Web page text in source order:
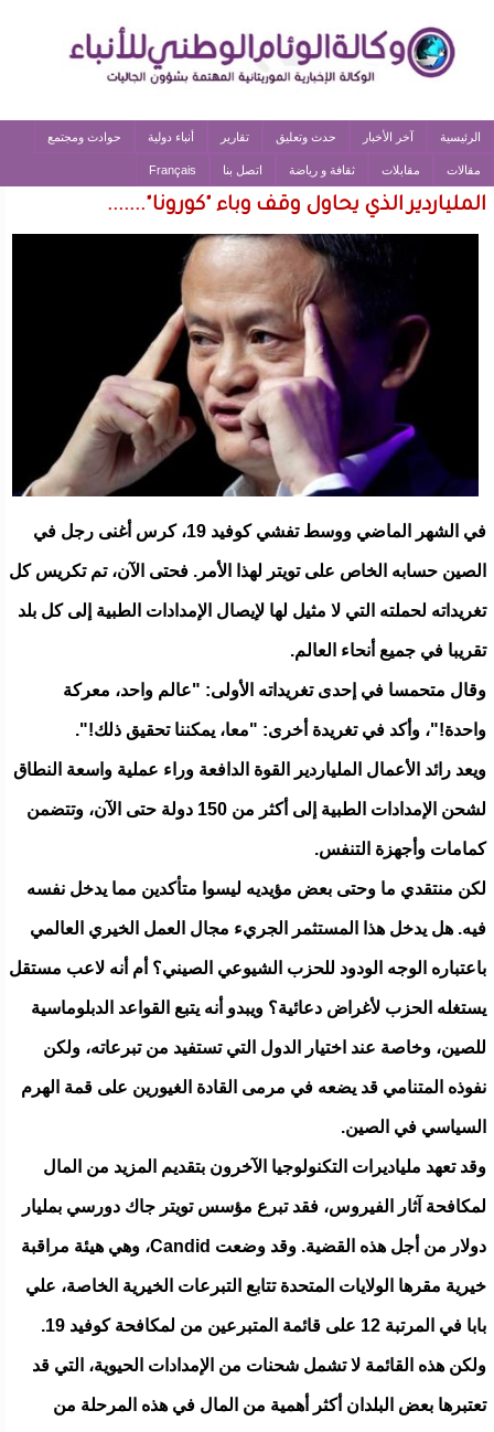
الرئيسية آخر الأخبار حدث وتعليق تقارير أنباء دولية حوادث ومجتمع
مقالات مقابلات ثقافة و رياضة اتصل بنا Français
الملياردير الذي يحاول وقف وباء "كورونا".......
في الشهر الماضي ووسط تفشي كوفيد 19، كرس أغنى رجل في
الصين حسابه الخاص على تويتر لهذا الأمر. فحتى الآن، تم تكريس كل
تغريداته لحملته التي لا مثيل لها لإيصال الإمدادات الطبية إلى كل بلد
تقريبا في جميع أنحاء العالم.
وقال متحمسا في إحدى تغريداته الأولى: "عالم واحد، معركة
واحدة!"، وأكد في تغريدة أخرى: "معا، يمكننا تحقيق ذلك!".
ويعد رائد الأعمال الملياردير القوة الدافعة وراء عملية واسعة النطاق
لشحن الإمدادات الطبية إلى أكثر من 150 دولة حتى الآن، وتتضمن
كمامات وأجهزة التنفس.
لكن منتقدي ما وحتى بعض مؤيديه ليسوا متأكدين مما يدخل نفسه
فيه. هل يدخل هذا المستثمر الجريء مجال العمل الخيري العالمي
باعتباره الوجه الودود للحزب الشيوعي الصيني؟ أم أنه لاعب مستقل
يستغله الحزب لأغراض دعائية؟ ويبدو أنه يتبع القواعد الدبلوماسية
للصين، وخاصة عند اختيار الدول التي تستفيد من تبرعاته، ولكن
نفوذه المتنامي قد يضعه في مرمى القادة الغيورين على قمة الهرم
السياسي في الصين.
وقد تعهد ملياديرات التكنولوجيا الآخرون بتقديم المزيد من المال
لمكافحة آثار الفيروس، فقد تبرع مؤسس تويتر جاك دورسي بمليار
دولار من أجل هذه القضية. وقد وضعت Candid، وهي هيئة مراقبة
خيرية مقرها الولايات المتحدة تتابع التبرعات الخيرية الخاصة، علي
بابا في المرتبة 12 على قائمة المتبرعين من لمكافحة كوفيد 19.
ولكن هذه القائمة لا تشمل شحنات من الإمدادات الحيوية، التي قد
تعتبرها بعض البلدان أكثر أهمية من المال في هذه المرحلة من